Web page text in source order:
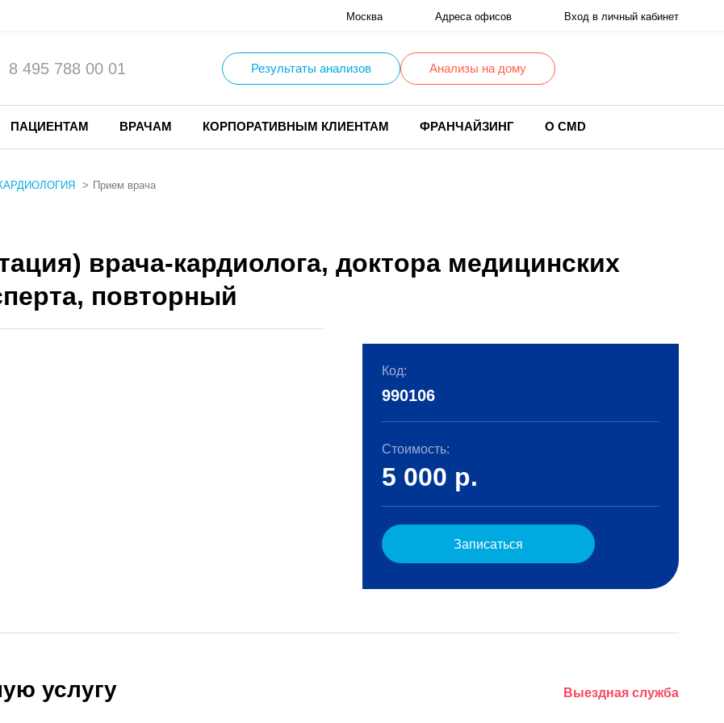
Москва Адреса офисов Вход в личный кабинет
8 495 788 00 01 Результаты анализов Анализы на дому
ПАЦИЕНТАМ ВРАЧАМ КОРПОРАТИВНЫМ КЛИЕНТАМ ФРАНЧАЙЗИНГ О CMD
Прием врача
врача-кардиолога, доктора медицинских
повторный
Код:
990106
Стоимость:
5 000 р.
Записаться
услугу Выездная служба